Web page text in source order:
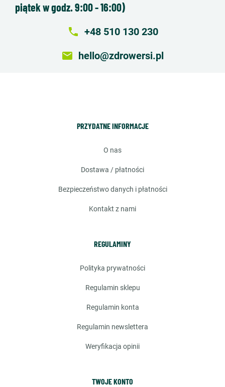
piątek w godz. 9:00 - 16:00)
local_phone +48 510 130 230
email hello@zdrowersi.pl
PRZYDATNE INFORMACJE
o nas
dostawa / płatności
bezpieczeństwo danych i płatności
kontakt z nami
REGULAMINY
polityka prywatności
regulamin sklepu
regulamin konta
regulamin newslettera
weryfikacja opinii
TWOJE KONTO